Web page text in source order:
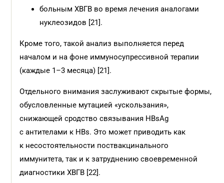
больным ХВГВ во время лечения аналогами
нуклеозидов [21].
Кроме того, такой анализ выполняется перед
началом и на фоне иммуносупрессивной терапии
(каждые 1–3 месяца) [21].
Отдельного внимания заслуживают скрытые формы,
обусловленные мутацией «ускользания»,
снижающей сродство связывания HBsAg
с антителами к HBs. Это может приводить как
к несостоятельности поствакцинального
иммунитета, так и к затруднению своевременной
диагностики ХВГВ [22].